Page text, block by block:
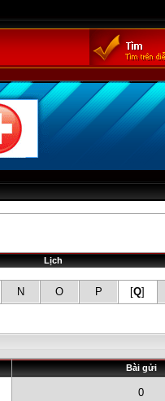
Lịch
N O P [Q]
Bài gửi
0